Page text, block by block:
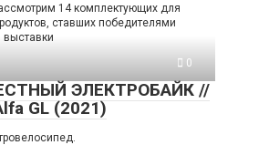
14 комплектующих для
ставших победителями
0
ЭЛЕКТРОБАЙК //
GL (2021)